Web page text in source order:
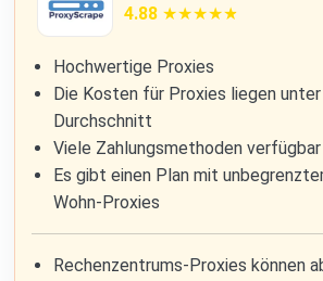
4.88
Hochwertige Proxies
Die Kosten für Proxies liegen
Durchschnitt
Viele Zahlungsmethoden verfügbar
Es gibt einen Plan mit
Wohn-Proxies
Rechenzentrums-Proxies können